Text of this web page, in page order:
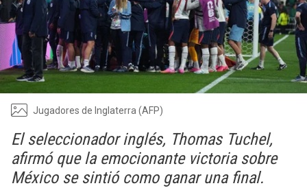
Jugadores de Inglaterra (AFP)
El seleccionador inglés, Thomas Tuchel,
afirmó que la emocionante victoria sobre
México se sintió como ganar una final.